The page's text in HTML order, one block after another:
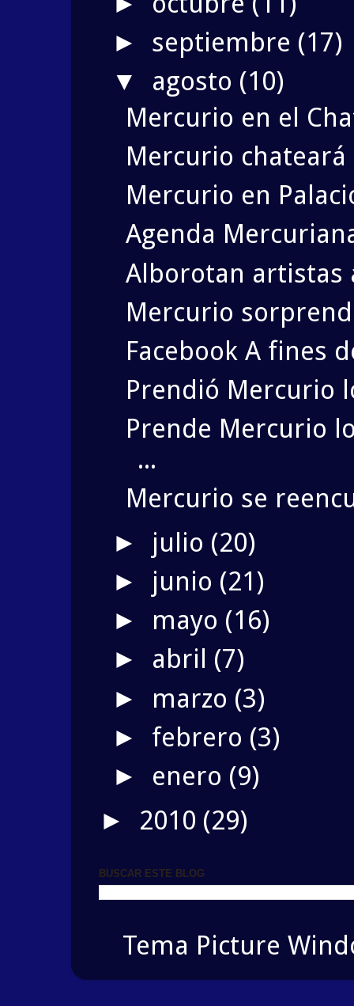
► septiembre (17)
▼ agosto (10)
Mercurio en el
Mercurio
Mercurio en
Agenda
Alborotan artistas
Mercurio
Facebook A fines
Prendió Mercurio
Prende Mercurio
...
Mercurio se
► julio (20)
► junio (21)
► mayo (16)
► abril (7)
► marzo (3)
► febrero (3)
► enero (9)
► 2010 (29)
BUSCAR ESTE BLOG
Tema Picture